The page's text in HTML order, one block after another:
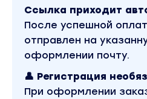
сценарию.
Прочитайте еще раз:
возможность создать
вашей жизни по вашему
Еще раз: «возможность
ситуацию»
Ссылка приходит
После успешной
отправлен на
оформлении почту.
👤 Регистрация
При оформлении